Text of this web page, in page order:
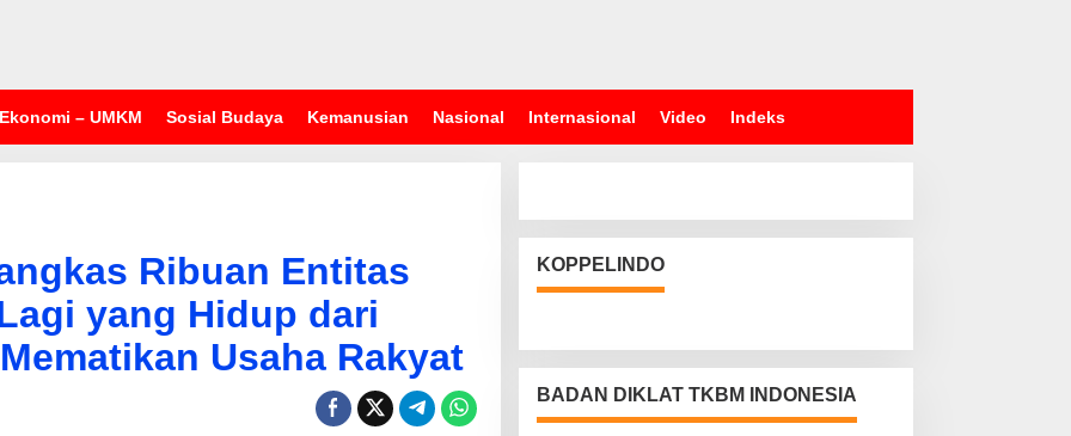
Ekonomi – UMKM Sosial Budaya Kemanusian Nasional Internasional Video Indeks
Ribuan Entitas
yang Hidup dari
Usaha Rakyat
KOPPELINDO
BADAN DIKLAT TKBM INDONESIA